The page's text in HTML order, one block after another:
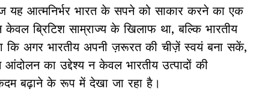
यह आत्मनिर्भर भारत के सपने को साकार करने का एक
ब्रिटिश साम्राज्य के खिलाफ था, बल्कि भारतीय
कि अगर भारतीय अपनी ज़रूरत की चीज़ें स्वयं बना सकें,
का उद्देश्य न केवल भारतीय उत्पादों की
बढ़ाने के रूप में देखा जा रहा है।